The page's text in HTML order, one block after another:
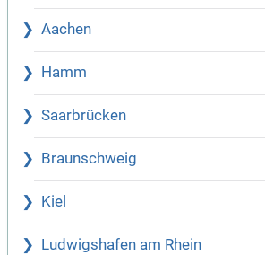
Aachen
Hamm
Saarbrücken
Braunschweig
Kiel
Ludwigshafen am Rhein